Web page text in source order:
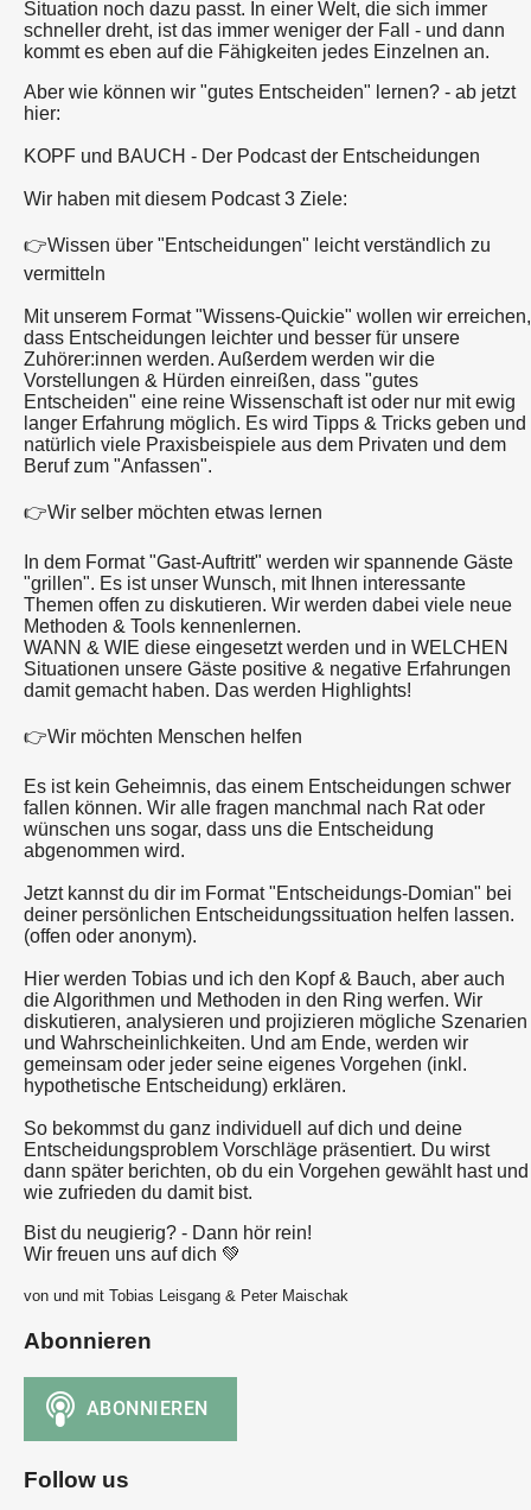
Situation noch dazu passt. In einer Welt, die sich immer
schneller dreht, ist das immer weniger der Fall - und dann
kommt es eben auf die Fähigkeiten jedes Einzelnen an.
Aber wie können wir "gutes Entscheiden" lernen? - ab jetzt
hier:
KOPF und BAUCH - Der Podcast der Entscheidungen
Wir haben mit diesem Podcast 3 Ziele:
👉Wissen über "Entscheidungen" leicht verständlich zu
vermitteln
Mit unserem Format "Wissens-Quickie" wollen wir erreichen,
dass Entscheidungen leichter und besser für unsere
Zuhörer:innen werden. Außerdem werden wir die
Vorstellungen & Hürden einreißen, dass "gutes
Entscheiden" eine reine Wissenschaft ist oder nur mit ewig
langer Erfahrung möglich. Es wird Tipps & Tricks geben und
natürlich viele Praxisbeispiele aus dem Privaten und dem
Beruf zum "Anfassen".
👉Wir selber möchten etwas lernen
In dem Format "Gast-Auftritt" werden wir spannende Gäste
"grillen". Es ist unser Wunsch, mit Ihnen interessante
Themen offen zu diskutieren. Wir werden dabei viele neue
Methoden & Tools kennenlernen.
WANN & WIE diese eingesetzt werden und in WELCHEN
Situationen unsere Gäste positive & negative Erfahrungen
damit gemacht haben. Das werden Highlights!
👉Wir möchten Menschen helfen
Es ist kein Geheimnis, das einem Entscheidungen schwer
fallen können. Wir alle fragen manchmal nach Rat oder
wünschen uns sogar, dass uns die Entscheidung
abgenommen wird.
Jetzt kannst du dir im Format "Entscheidungs-Domian" bei
deiner persönlichen Entscheidungssituation helfen lassen.
(offen oder anonym).
Hier werden Tobias und ich den Kopf & Bauch, aber auch
die Algorithmen und Methoden in den Ring werfen. Wir
diskutieren, analysieren und projizieren mögliche Szenarien
und Wahrscheinlichkeiten. Und am Ende, werden wir
gemeinsam oder jeder seine eigenes Vorgehen (inkl.
hypothetische Entscheidung) erklären.
So bekommst du ganz individuell auf dich und deine
Entscheidungsproblem Vorschläge präsentiert. Du wirst
dann später berichten, ob du ein Vorgehen gewählt hast und
wie zufrieden du damit bist.
Bist du neugierig? - Dann hör rein!
Wir freuen uns auf dich 💚
von und mit Tobias Leisgang & Peter Maischak
Abonnieren
Follow us